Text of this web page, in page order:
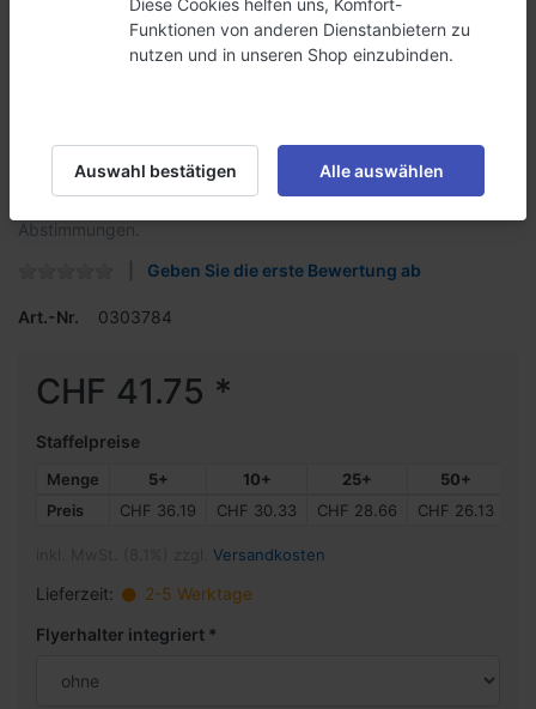
Tischurne 30
Losbox / Wettbewerbsurne für den Tisch. Mit 30cm
Abstimmungen.
Geben Sie die erste Bewertung ab
Art.-Nr. 0303784
CHF 41.75 *
Staffelpreise
Menge 5+ 10+ 25+ 50+
Preis
CHF 36.19 CHF 30.33 CHF 28.66 CHF 26.13
Versandkosten
Lieferzeit:
2-5 Werktage
Flyerhalter integriert
Diese Cookies helfen uns, Komfort-
Funktionen von anderen Dienstanbietern zu
nutzen und in unseren Shop einzubinden.
Auswahl bestätigen Alle auswählen